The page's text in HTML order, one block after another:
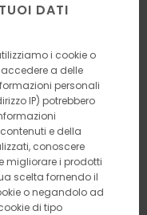
DATI
i cookie o
a delle
personali
IP) potrebbero
e della
conoscere
migliorare i prodotti
scelta fornendo il
o negandolo ad
di tipo